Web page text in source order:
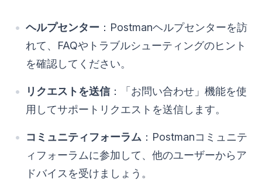
ヘルプセンター ：Postmanヘルプセンターを訪
れて、FAQやトラブルシューティングのヒント
を確認してください。
リクエストを送信：「お問い合わせ」機能を使
用してサポートリクエストを送信します。
コミュニティフォーラム ：Postmanコミュニテ
ィフォーラムに参加して、他のユーザーからア
ドバイスを受けましょう。